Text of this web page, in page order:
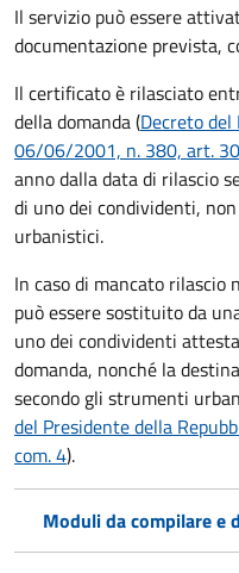
Il servizio può essere
documentazione prevista,
Il certificato è rilasciato
della domanda (Decreto
06/06/2001, n. 380, art.
anno dalla data di rilascio
di uno dei condividenti,
urbanistici.
In caso di mancato
può essere sostituito da
uno dei condividenti
domanda, nonché la
secondo gli strumenti
del Presidente della
com. 4).
Moduli da compilare e